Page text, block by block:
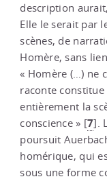
description
Elle le serait par
scènes, de
Homère, sans
« Homère (…) ne
raconte
entièrement la
conscience » [7].
poursuit
homérique, qui
sous une forme